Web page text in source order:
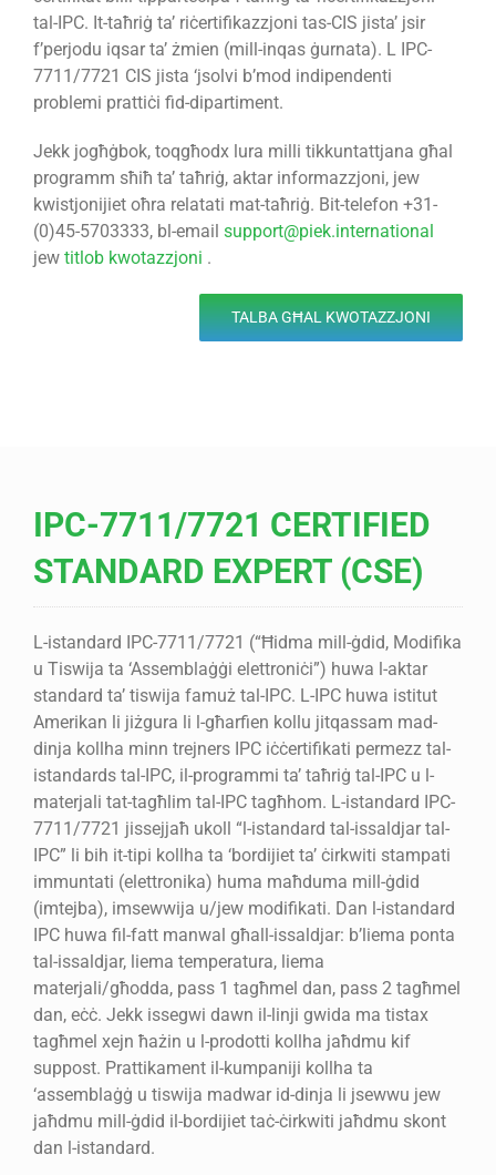
tal-IPC. It-taħriġ ta’ riċertifikazzjoni tas-CIS jista’ jsir
f’perjodu iqsar ta’ żmien (mill-inqas ġurnata). L IPC-
7711/7721 CIS jista ‘jsolvi b’mod indipendenti
problemi prattiċi fid-dipartiment.
Jekk jogħġbok, toqgħodx lura milli tikkuntattjana għal
programm sħiħ ta’ taħriġ, aktar informazzjoni, jew
kwistjonijiet oħra relatati mat-taħriġ. Bit-telefon +31-
(0)45-5703333, bl-email support@piek.international
jew titlob kwotazzjoni .
TALBA GĦAL KWOTAZZJONI
IPC-7711/7721 CERTIFIED
STANDARD EXPERT (CSE)
L-istandard IPC-7711/7721 (“Ħidma mill-ġdid, Modifika
u Tiswija ta ‘Assemblaġġi elettroniċi”) huwa l-aktar
standard ta’ tiswija famuż tal-IPC. L-IPC huwa istitut
Amerikan li jiżgura li l-għarfien kollu jitqassam mad-
dinja kollha minn trejners IPC iċċertifikati permezz tal-
istandards tal-IPC, il-programmi ta’ taħriġ tal-IPC u l-
materjali tat-tagħlim tal-IPC tagħhom. L-istandard IPC-
7711/7721 jissejjaħ ukoll “l-istandard tal-issaldjar tal-
IPC” li bih it-tipi kollha ta ‘bordijiet ta’ ċirkwiti stampati
immuntati (elettronika) huma maħduma mill-ġdid
(imtejba), imsewwija u/jew modifikati. Dan l-istandard
IPC huwa fil-fatt manwal għall-issaldjar: b’liema ponta
tal-issaldjar, liema temperatura, liema
materjali/għodda, pass 1 tagħmel dan, pass 2 tagħmel
dan, eċċ. Jekk issegwi dawn il-linji gwida ma tistax
tagħmel xejn ħażin u l-prodotti kollha jaħdmu kif
suppost. Prattikament il-kumpaniji kollha ta
‘assemblaġġ u tiswija madwar id-dinja li jsewwu jew
jaħdmu mill-ġdid il-bordijiet taċ-ċirkwiti jaħdmu skont
dan l-istandard.